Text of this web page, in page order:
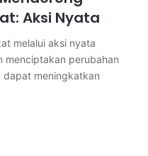
Aksi Nyata
melalui aksi nyata
menciptakan perubahan
dapat meningkatkan